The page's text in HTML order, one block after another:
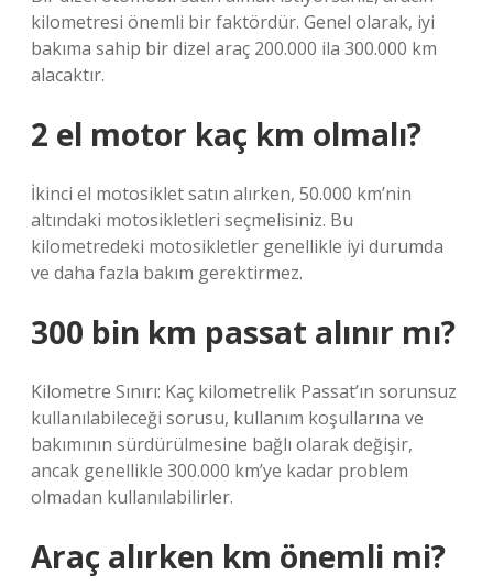
kilometresi önemli bir faktördür. Genel olarak, iyi
bakıma sahip bir dizel araç 200.000 ila 300.000 km
alacaktır.
2 el motor kaç km olmalı?
İkinci el motosiklet satın alırken, 50.000 km’nin
altındaki motosikletleri seçmelisiniz. Bu
kilometredeki motosikletler genellikle iyi durumda
ve daha fazla bakım gerektirmez.
300 bin km passat alınır mı?
Kilometre Sınırı: Kaç kilometrelik Passat’ın sorunsuz
kullanılabileceği sorusu, kullanım koşullarına ve
bakımının sürdürülmesine bağlı olarak değişir,
ancak genellikle 300.000 km’ye kadar problem
olmadan kullanılabilirler.
Araç alırken km önemli mi?